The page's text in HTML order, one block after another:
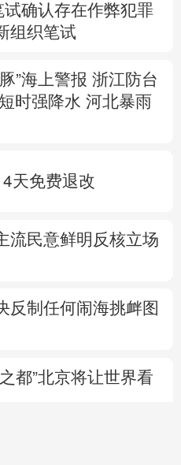
试确认存在作弊犯罪
组织笔试
”海上警报 浙江防台
时强降水 河北暴雨
天免费退改
流民意鲜明反核立场
反制任何闹海挑衅图
都”北京将让世界看